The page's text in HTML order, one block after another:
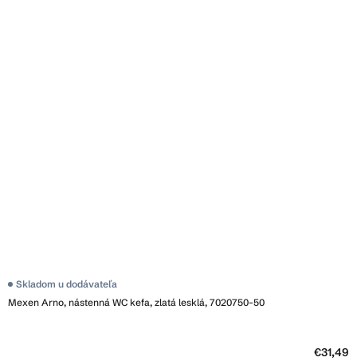
Mexen Arno, nástenná WC kefa, zlatá lesklá, 7020750-50
Priemerné
produktu
Skladom u dodávateľa
€31,49